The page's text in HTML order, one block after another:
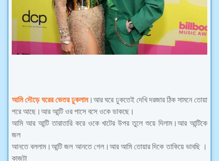
আমি দৌড়ে ঘরের ভেতর ঢুকলাম।আর ঘরে ঢুকতেই দেখি দরজার ঠিক সামনে তোয়া
পরে আছে।আর আন্টি ওর পাসে বসে ওকে ডাকছে।
আমি আর আন্টি তারাতারি করে ওকে খাটের উপর তুলে শুয়ে দিলাম।আর আন্টিকে
জল
আনতে বললাম।আন্টি জল আনতে গেল।আর আমি তোয়ার দিকে তাকিয়ে ভাবছি ।
কাজটা